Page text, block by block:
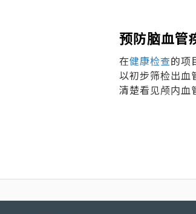
预防脑血管
在健康检查的项
以初步筛检出血
清楚看见颅内血